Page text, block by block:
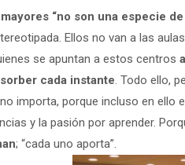
“no son una especie
Ellos no van a las
se apuntan a estos centros
cada instante. Todo ello,
importa, porque incluso en ello
y la pasión por aprender.
; “cada uno aporta”.